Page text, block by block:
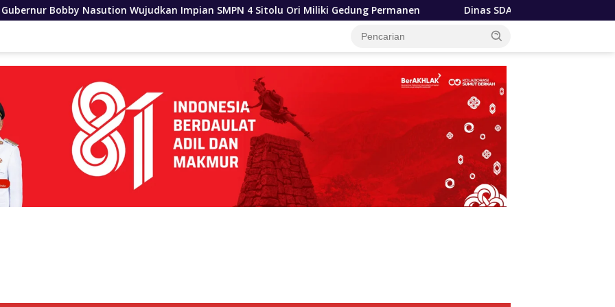
Wujudkan Impian SMPN 4 Sitolu Ori Miliki Gedung Permanen Dinas SDABMBK Medan Terapkan Pola Jemput Bola,